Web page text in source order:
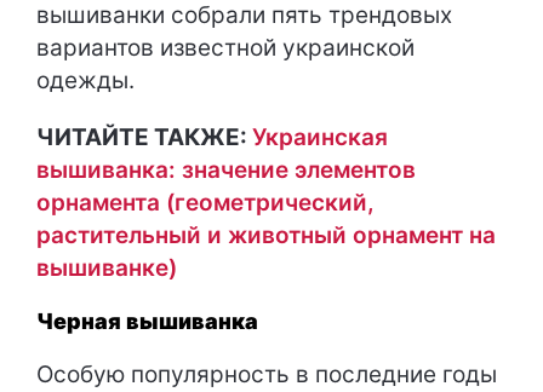
вышиванки собрали пять трендовых
вариантов известной украинской
одежды.
ЧИТАЙТЕ ТАКЖЕ: Украинская
вышиванка: значение элементов
орнамента (геометрический,
растительный и животный орнамент на
вышиванке)
Черная вышиванка
Особую популярность в последние годы